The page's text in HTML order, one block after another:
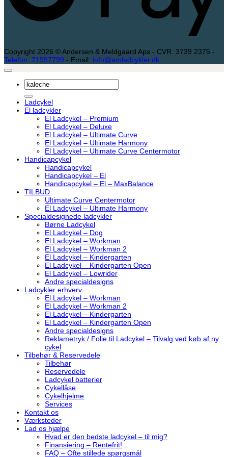
Copyright 2026 © Andersen & Meldgaard Aps - CVR. 3739 2375 -
Telefon: 71997799 - Email: info@amladcykler.dk
Søg
efter:
Ladcykel
El ladcykler
El Ladcykel – Premium
El Ladcykel – Deluxe
El Ladcykel – Ultimate Curve
El Ladcykel – Ultimate Harmony
El Ladcykel – Ultimate Curve Centermotor
Handicapcykel
Handicapcykel
Handicapcykel – El
Handicapcykel – El – MaxBalance
TILBUD
Ultimate Curve Centermotor
El Ladcykel – Ultimate Harmony
Specialdesignede ladcykler
Børne Ladcykel
El Ladcykel – Dog
El Ladcykel – Workman
El Ladcykel – Workman 2
El Ladcykel – Kindergarten
El Ladcykel – Kindergarten Open
El Ladcykel – Lowrider
Andre specialdesigns
Ladcykler erhverv
El Ladcykel – Workman
El Ladcykel – Workman 2
El Ladcykel – Kindergarten
El Ladcykel – Kindergarten Open
Andre specialdesigns
Reklametryk / Folie til Ladcykel – Tilvalg ved køb af ny
cykel
Tilbehør & Reservedele
Tilbehør
Reservedele
Ladcykel batterier
Cykellåse
Cykelhjelme
Services
Kontakt os
Værksteder
Lad os hjælpe
Hvad er den bedste ladcykel – til mig?
Finansiering – Rentefrit!
FAQ – Ofte stillede spørgsmål